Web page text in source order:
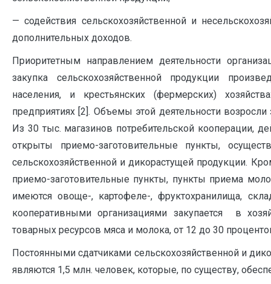
— содействия сельскохозяйственной и
дополнительных доходов.
Приоритетным направлением деятельности
закупка сельскохозяйственной продукции
населения, и крестьянских (фермерских)
предприятиях [2]. Объемы этой деятельности
Из 30 тыс. магазинов потребительской кооперации,
открыты приемо-заготовительные пункты,
сельскохозяйственной и дикорастущей продукции.
приемо-заготовительные пункты, пункты приема
имеются овоще-, картофеле-, фруктохранилища,
кооперативными организациями закупается в
товарных ресурсов мяса и молока, от 12 до 30
Постоянными сдатчиками сельскохозяйственной и
являются 1,5 млн. человек, которые, по существу,